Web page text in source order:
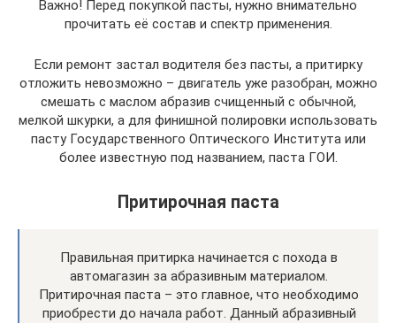
Важно! Перед покупкой пасты, нужно внимательно
прочитать её состав и спектр применения.
Если ремонт застал водителя без пасты, а притирку
отложить невозможно – двигатель уже разобран, можно
смешать с маслом абразив счищенный с обычной,
мелкой шкурки, а для финишной полировки использовать
пасту Государственного Оптического Института или
более известную под названием, паста ГОИ.
Притирочная паста
Правильная притирка начинается с похода в
автомагазин за абразивным материалом.
Притирочная паста – это главное, что необходимо
приобрести до начала работ. Данный абразивный